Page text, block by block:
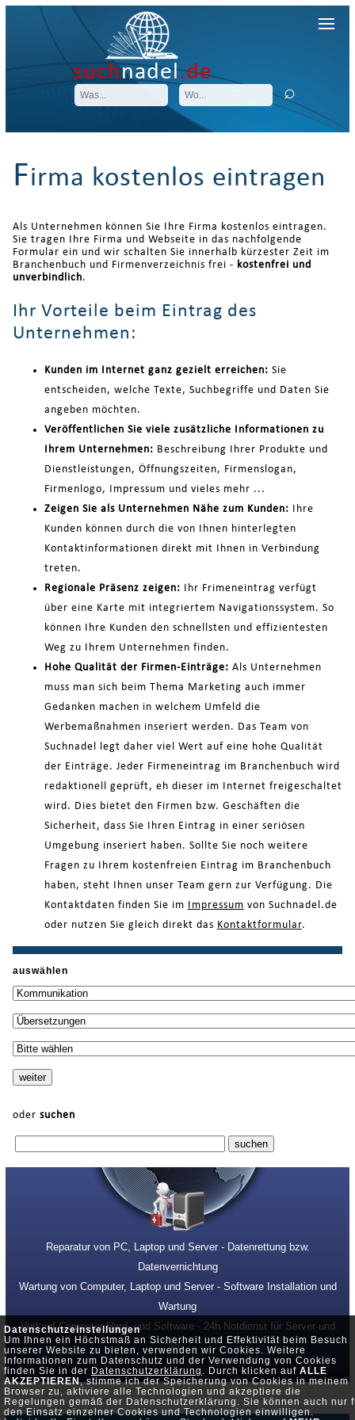
Datenschutzeinstellungen
Um Ihnen ein Höchstmaß an Sicherheit und Effektivität beim Besuch
unserer Website zu bieten, verwenden wir Cookies. Weitere
Informationen zum Datenschutz und der Verwendung von Cookies
finden Sie in der Datenschutzerklärung . Durch klicken auf ALLE
AKZEPTIEREN, stimme ich der Speicherung von Cookies in meinem
Browser zu, aktiviere alle Technologien und akzeptiere die
Regelungen gemäß der Datenschutzerklärung. Sie können auch nur
den Einsatz einzelner Cookies und Technologien einwilligen.
suchnadel.de
Firma kostenlos eintragen
Als Unternehmen können Sie Ihre Firma kostenlos eintragen.
Sie tragen Ihre Firma und Webseite in das nachfolgende
Formular ein und wir schalten Sie innerhalb kürzester Zeit im
Branchenbuch und Firmenverzeichnis frei - kostenfrei und
unverbindlich.
Ihr Vorteile beim Eintrag des
Unternehmen:
Kunden im Internet ganz gezielt erreichen: Sie
entscheiden, welche Texte, Suchbegriffe und Daten Sie
angeben möchten.
Veröffentlichen Sie viele zusätzliche Informationen zu
Ihrem Unternehmen: Beschreibung Ihrer Produkte und
Dienstleistungen, Öffnungszeiten, Firmenslogan,
Firmenlogo, Impressum und vieles mehr ...
Zeigen Sie als Unternehmen Nähe zum Kunden: Ihre
Kunden können durch die von Ihnen hinterlegten
Kontaktinformationen direkt mit Ihnen in Verbindung
treten.
Regionale Präsenz zeigen: Ihr Frimeneintrag verfügt
über eine Karte mit integriertem Navigationssystem. So
können Ihre Kunden den schnellsten und effizientesten
Weg zu Ihrem Unternehmen finden.
Hohe Qualität der Firmen-Einträge: Als Unternehmen
muss man sich beim Thema Marketing auch immer
Gedanken machen in welchem Umfeld die
Werbemaßnahmen inseriert werden. Das Team von
Suchnadel legt daher viel Wert auf eine hohe Qualität
der Einträge. Jeder Firmeneintrag im Branchenbuch wird
redaktionell geprüft, eh dieser im Internet freigeschaltet
wird. Dies bietet den Firmen bzw. Geschäften die
Sicherheit, dass Sie Ihren Eintrag in einer seriösen
Umgebung inseriert haben. Sollte Sie noch weitere
Fragen zu Ihrem kostenfreien Eintrag im Branchenbuch
haben, steht Ihnen unser Team gern zur Verfügung. Die
Kontaktdaten finden Sie im
Impressum von Suchnadel.de
oder nutzen Sie gleich direkt das Kontaktformular.
auswählen
oder suchen
Reparatur von PC, Laptop und Server - Datenrettung bzw.
Datenvernichtung
Wartung von Computer, Laptop und Server - Software Installation und
Wartung
Verkauf Computer Hard- und Software - 24h Notdienst für Server und
PC